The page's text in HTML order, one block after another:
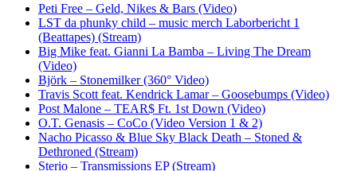
Peti Free – Geld, Nikes & Bars (Video)
LST da phunky child – music merch Laborbericht 1
(Beattapes) (Stream)
Big Mike feat. Gianni La Bamba – Living The Dream
(Video)
Björk – Stonemilker (360° Video)
Travis Scott feat. Kendrick Lamar – Goosebumps (Video)
Post Malone – TEAR$ Ft. 1st Down (Video)
O.T. Genasis – CoCo (Video Version 1 & 2)
Nacho Picasso & Blue Sky Black Death – Stoned &
Dethroned (Stream)
Sterio – Transmissions EP (Stream)